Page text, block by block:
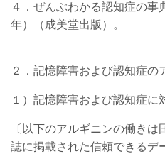
４．ぜんぶわかる認知症の
年）（成美堂出版）。
２．記憶障害および認知症の
１）記憶障害および認知症に
〔以下のアルギニンの働き
誌に掲載された信頼できるデ